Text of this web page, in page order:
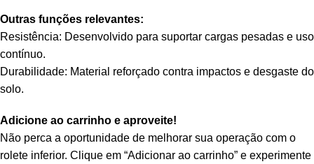
Outras funções relevantes:
Resistência: Desenvolvido para suportar cargas pesadas e uso
contínuo.
Durabilidade: Material reforçado contra impactos e desgaste do
solo.
Adicione ao carrinho e aproveite!
Não perca a oportunidade de melhorar sua operação com o
rolete inferior. Clique em “Adicionar ao carrinho” e experimente